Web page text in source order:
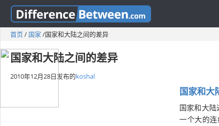
首页/ 国家 /国家和大陆之间的差异
国家和大陆之间的差异
2010年12月28日发布的koshal
国家和大
国家和大
一个大的